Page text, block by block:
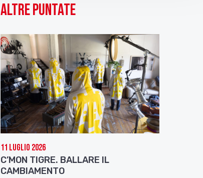
Altre puntate
11 Luglio 2026
C’MON TIGRE. BALLARE IL
CAMBIAMENTO